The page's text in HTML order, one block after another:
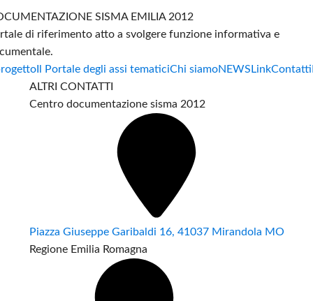
SISMA EMILIA 2012
di riferimento atto a svolgere funzione informativa e
Il Portale degli assi tematiciChi siamoNEWS LinkContatti
ALTRI CONTATTI
Centro documentazione sisma 2012
Piazza Giuseppe Garibaldi 16, 41037 Mirandola MO
Regione Emilia Romagna